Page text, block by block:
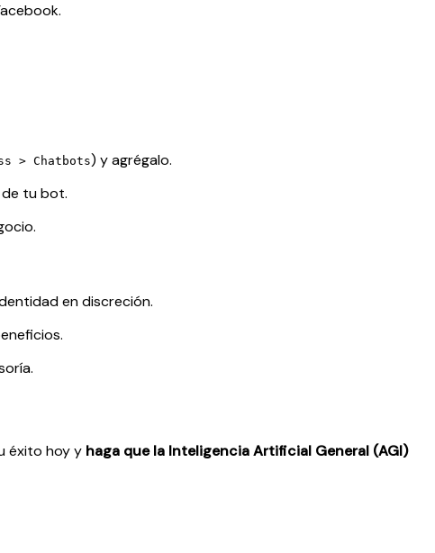
> Chatbots) y agrégalo.
tu bot.
en discreción.
éxito hoy y haga que la Inteligencia Artificial General (AGI)